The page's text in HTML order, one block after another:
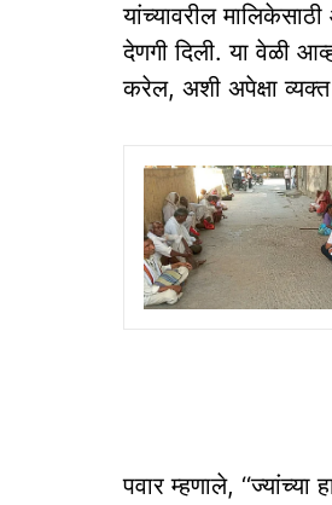
यांच्यावरील
देणगी दिली. या वेळी
करेल, अशी अपेक्षा
पवार म्हणाले,